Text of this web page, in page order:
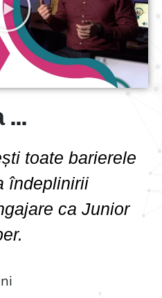
...
toate barierele
îndeplinirii
ca Junior